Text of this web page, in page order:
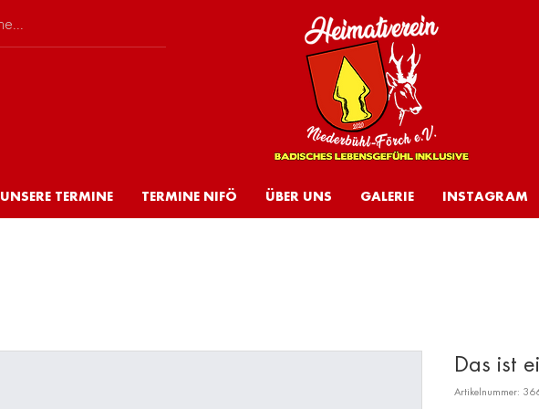
UNSERE TERMINE TERMINE NIFÖ ÜBER UNS GALERIE INSTAGRAM
Das ist
Artikelnummer: